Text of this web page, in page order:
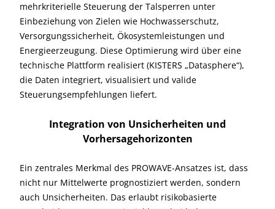
mehrkriterielle Steuerung der Talsperren unter
Einbeziehung von Zielen wie Hochwasserschutz,
Versorgungssicherheit, Ökosystemleistungen und
Energieerzeugung. Diese Optimierung wird über eine
technische Plattform realisiert (KISTERS „Datasphere“),
die Daten integriert, visualisiert und valide
Steuerungsempfehlungen liefert.
Integration von Unsicherheiten und
Vorhersagehorizonten
Ein zentrales Merkmal des PROWAVE-Ansatzes ist, dass
nicht nur Mittelwerte prognostiziert werden, sondern
auch Unsicherheiten. Das erlaubt risikobasierte